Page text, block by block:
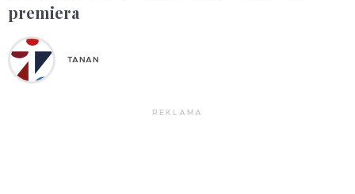
premiera
TANAN
REKLAMA